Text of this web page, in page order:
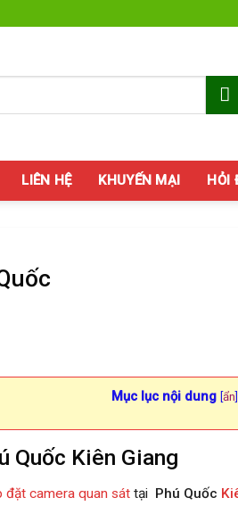
LIÊN HỆ KHUYẾN MẠI HỎI
Mục lục nội dung ẩn
Quốc Kiên Giang
đặt camera quan sát tại Phú Quốc